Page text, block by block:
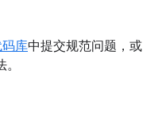
库中提交规范问题，或